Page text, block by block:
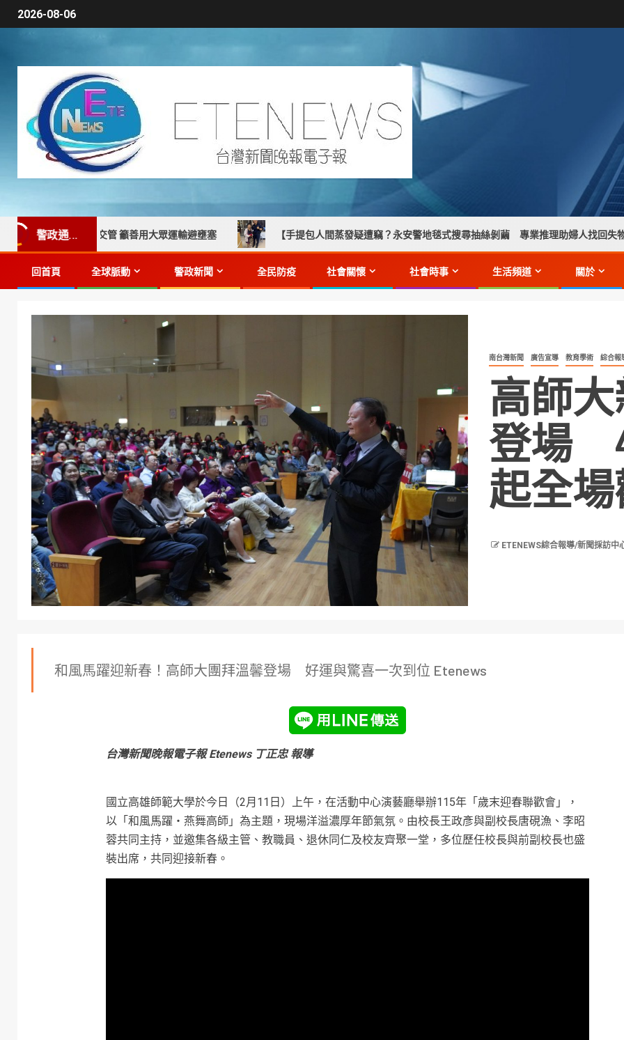
2026-08-06
警政通...
動四階段交管 籲善用大眾運輸避壅塞 【手提包人間蒸發疑遭竊？永安警地毯式搜尋抽絲剝繭 專業推理助婦人找回失物】
回首頁 全球脈動 警政新聞 全民防疫 社會關懷 社會時事 生活頻道 關於
南台灣新聞 廣告宣導 教育學術 綜合報
高師
登場
起全
ETENEWS綜合報導/新聞採訪中
和風馬躍迎新春！高師大團拜溫馨登場 好運與驚喜一次到位 Etenews
台灣新聞晚報電子報 Etenews 丁正忠 報導
國立高雄師範大學於今日（2月11日）上午，在活動中心演藝廳舉辦115年「歲末迎春聯歡會」，
以「和風馬躍・燕舞高師」為主題，現場洋溢濃厚年節氣氛。由校長王政彥與副校長唐硯漁、李昭
蓉共同主持，並邀集各級主管、教職員、退休同仁及校友齊聚一堂，多位歷任校長與前副校長也盛
裝出席，共同迎接新春。